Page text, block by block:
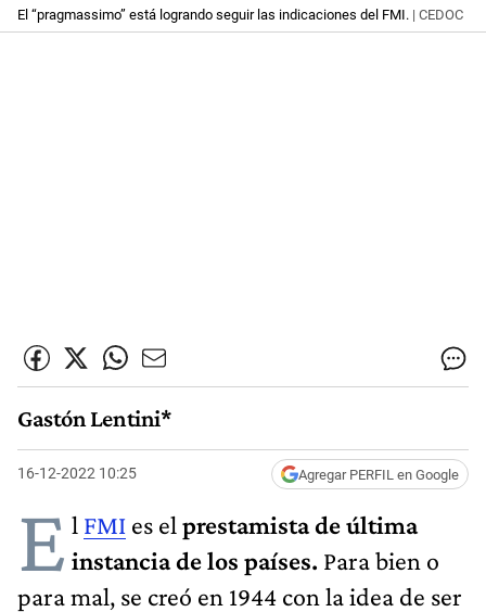
El “pragmassimo” está logrando seguir las indicaciones del FMI. | CEDOC
Gastón Lentini*
16-12-2022 10:25 Agregar PERFIL en Google
E l FMI es el prestamista de última
instancia de los países. Para bien o
para mal, se creó en 1944 con la idea de ser